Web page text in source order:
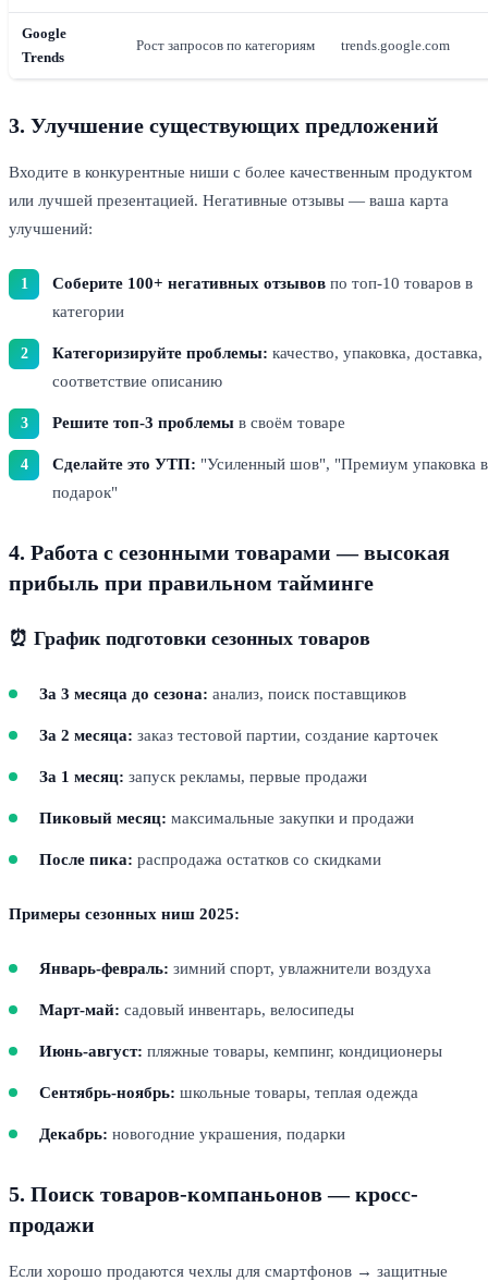
Google
Trends
Рост запросов по категориям trends.google.com
3. Улучшение существующих предложений
Входите в конкурентные ниши с более качественным продуктом
или лучшей презентацией. Негативные отзывы — ваша карта
улучшений:
Соберите 100+ негативных отзывов по топ-10 товаров в
категории
Категоризируйте проблемы: качество, упаковка, доставка,
соответствие описанию
Решите топ-3 проблемы в своём товаре
Сделайте это УТП: "Усиленный шов", "Премиум упаковка в
подарок"
4. Работа с сезонными товарами — высокая
прибыль при правильном тайминге
⏰ График подготовки сезонных товаров
За 3 месяца до сезона: анализ, поиск поставщиков
За 2 месяца: заказ тестовой партии, создание карточек
За 1 месяц: запуск рекламы, первые продажи
Пиковый месяц: максимальные закупки и продажи
После пика: распродажа остатков со скидками
Примеры сезонных ниш 2025:
Январь-февраль: зимний спорт, увлажнители воздуха
Март-май: садовый инвентарь, велосипеды
Июнь-август: пляжные товары, кемпинг, кондиционеры
Сентябрь-ноябрь: школьные товары, теплая одежда
Декабрь: новогодние украшения, подарки
5. Поиск товаров-компаньонов — кросс-
продажи
Если хорошо продаются чехлы для смартфонов → защитные